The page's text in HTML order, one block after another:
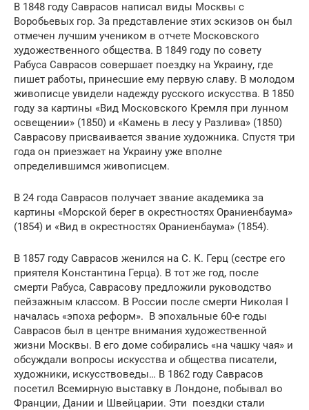
В 1848 году Саврасов написал виды Москвы с
Воробьевых гор. За представление этих эскизов он был
отмечен лучшим учеником в отчете Московского
художественного общества. В 1849 году по совету
Рабуса Саврасов совершает поездку на Украину, где
пишет работы, принесшие ему первую славу. В молодом
живописце увидели надежду русского искусства. В 1850
году за картины «Вид Московского Кремля при лунном
освещении» (1850) и «Камень в лесу у Разлива» (1850)
Саврасову присваивается звание художника. Спустя три
года он приезжает на Украину уже вполне
определившимся живописцем.
В 24 года Саврасов получает звание академика за
картины «Морской берег в окрестностях Ораниенбаума»
(1854) и «Вид в окрестностях Ораниенбаума» (1854).
В 1857 году Саврасов женился на С. К. Герц (сестре его
приятеля Константина Герца). В тот же год, после
смерти Рабуса, Саврасову предложили руководство
пейзажным классом. В России после смерти Николая I
началась «эпоха реформ». В эпохальные 60-е годы
Саврасов был в центре внимания художественной
жизни Москвы. В его доме собирались «на чашку чая» и
обсуждали вопросы искусства и общества писатели,
художники, искусствоведы… В 1862 году Саврасов
посетил Всемирную выставку в Лондоне, побывал во
Франции, Дании и Швейцарии. Эти поездки стали